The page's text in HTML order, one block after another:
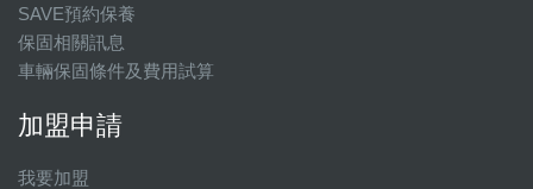
SAVE預約保養
保固相關訊息
車輛保固條件及費用試算
加盟申請
我要加盟